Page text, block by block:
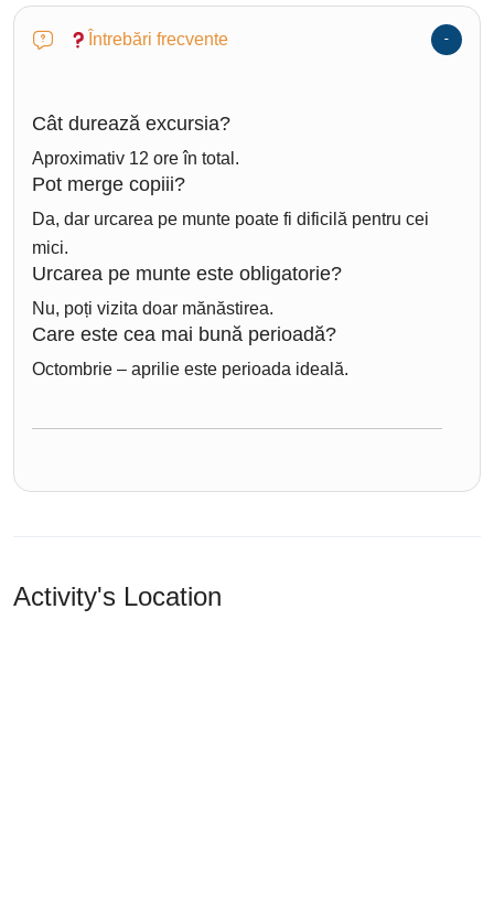
Întrebări frecvente
Cât durează excursia?
Aproximativ 12 ore în total.
Pot merge copiii?
Da, dar urcarea pe munte poate fi dificilă pentru cei
mici.
Urcarea pe munte este obligatorie?
Nu, poți vizita doar mănăstirea.
Care este cea mai bună perioadă?
Octombrie – aprilie este perioada ideală.
Activity's Location